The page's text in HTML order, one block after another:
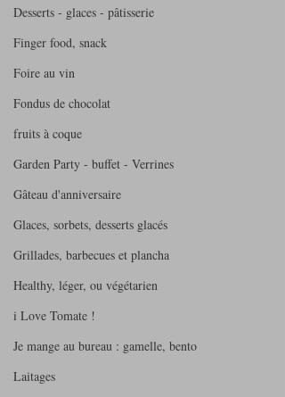
Desserts - glaces - pâtisserie
Finger food, snack
Foire au vin
Fondus de chocolat
fruits à coque
Garden Party - buffet - Verrines
Gâteau d'anniversaire
Glaces, sorbets, desserts glacés
Grillades, barbecues et plancha
Healthy, léger, ou végétarien
i Love Tomate !
Je mange au bureau : gamelle, bento
Laitages